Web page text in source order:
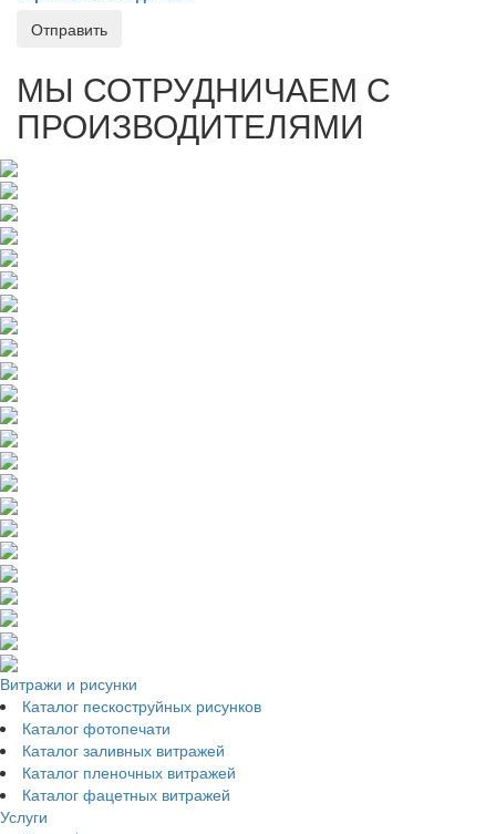
Отправить
МЫ СОТРУДНИЧАЕМ С
ПРОИЗВОДИТЕЛЯМИ
Витражи и рисунки
Каталог пескоструйных рисунков
Каталог фотопечати
Каталог заливных витражей
Каталог пленочных витражей
Каталог фацетных витражей
Услуги